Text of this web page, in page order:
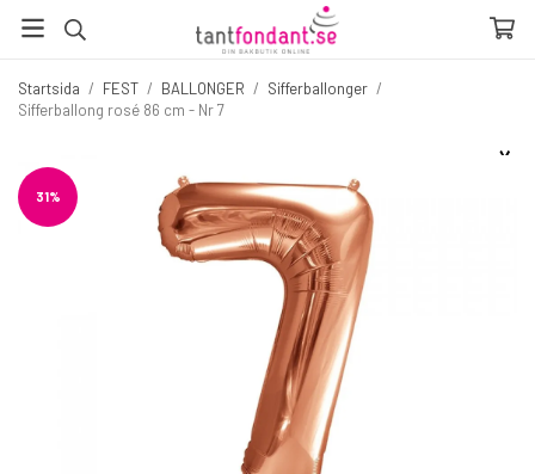
Startsida / FEST / BALLONGER / Sifferballonger /
Sifferballong rosé 86 cm - Nr 7
Fler produkter du inte vill missa
☓
31%